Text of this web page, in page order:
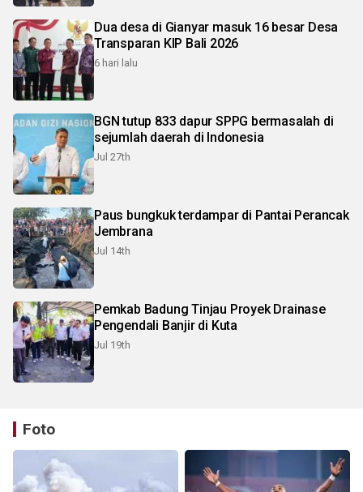
Dua desa di Gianyar masuk 16 besar Desa
Transparan KIP Bali 2026
6 hari lalu
BGN tutup 833 dapur SPPG bermasalah di
sejumlah daerah di Indonesia
Jul 27th
Paus bungkuk terdampar di Pantai Perancak
Jembrana
Jul 14th
Pemkab Badung Tinjau Proyek Drainase
Pengendali Banjir di Kuta
Jul 19th
Foto